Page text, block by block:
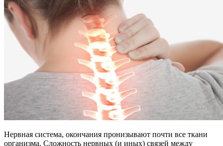
Нервная система, окончания пронизывают почти все ткани
организма. Сложность нервных (и иных) связей между